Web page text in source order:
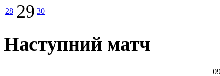
28 29 30
Наступний матч